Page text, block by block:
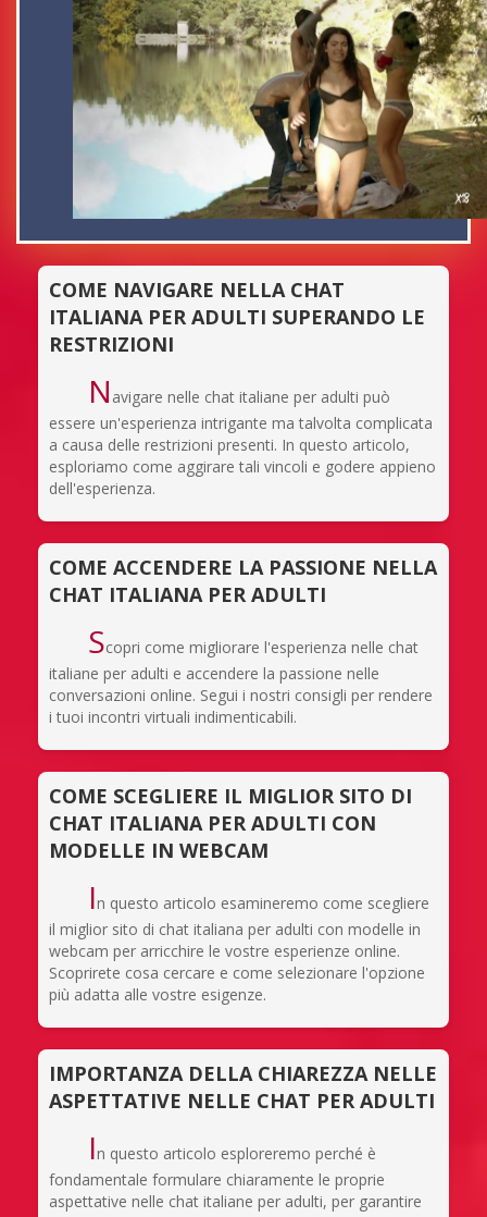
COME NAVIGARE NELLA CHAT
ITALIANA PER ADULTI SUPERANDO LE
RESTRIZIONI
N avigare nelle chat italiane per adulti può
essere un'esperienza intrigante ma talvolta complicata
a causa delle restrizioni presenti. In questo articolo,
esploriamo come aggirare tali vincoli e godere appieno
dell'esperienza.
COME ACCENDERE LA PASSIONE NELLA
CHAT ITALIANA PER ADULTI
Scopri come migliorare l'esperienza nelle chat
italiane per adulti e accendere la passione nelle
conversazioni online. Segui i nostri consigli per rendere
i tuoi incontri virtuali indimenticabili.
COME SCEGLIERE IL MIGLIOR SITO DI
CHAT ITALIANA PER ADULTI CON
MODELLE IN WEBCAM
In questo articolo esamineremo come scegliere
il miglior sito di chat italiana per adulti con modelle in
webcam per arricchire le vostre esperienze online.
Scoprirete cosa cercare e come selezionare l'opzione
più adatta alle vostre esigenze.
IMPORTANZA DELLA CHIAREZZA NELLE
ASPETTATIVE NELLE CHAT PER ADULTI
In questo articolo esploreremo perché è
fondamentale formulare chiaramente le proprie
aspettative nelle chat italiane per adulti, per garantire